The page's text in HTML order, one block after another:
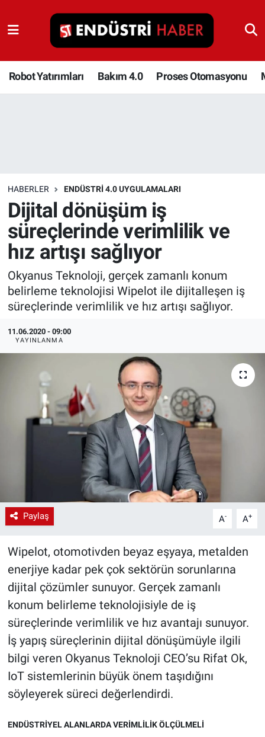
Robot Yatırımları Bakım 4.0 Proses Otomasyonu
HABERLER ENDÜSTRI 4.0 UYGULAMALARI
Dijital dönüşüm iş
süreçlerinde verimlilik ve
hız artışı sağlıyor
Okyanus Teknoloji, gerçek zamanlı konum
belirleme teknolojisi Wipelot ile dijitalleşen iş
süreçlerinde verimlilik ve hız artışı sağlıyor.
11.06.2020 - 09:00
YAYINLANMA
Paylaş A- A+
Wipelot, otomotivden beyaz eşyaya, metalden
enerjiye kadar pek çok sektörün sorunlarına
dijital çözümler sunuyor. Gerçek zamanlı
konum belirleme teknolojisiyle de iş
süreçlerinde verimlilik ve hız avantajı sunuyor.
İş yapış süreçlerinin dijital dönüşümüyle ilgili
bilgi veren Okyanus Teknoloji CEO’su Rifat Ok,
IoT sistemlerinin büyük önem taşıdığını
söyleyerek süreci değerlendirdi.
ENDÜSTRİYEL ALANLARDA VERİMLİLİK ÖLÇÜLMELİ
Robot Yatırımları
Bakım 4.0
Depolama Çözümleri
İnşaat ve Malzeme
HaberOrtak
EndüstriST
Enerjisini Üreten Fabrikalar
Ağır Sanayi Çözümleri